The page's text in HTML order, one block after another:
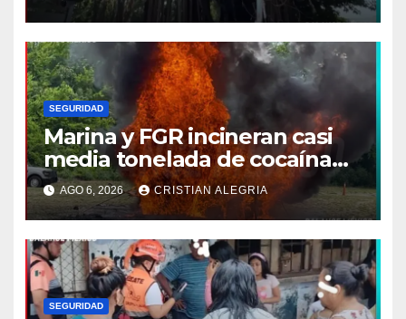
SEGURIDAD
Marina y FGR incineran casi
media tonelada de cocaína
asegurada frente a las costas
de Chiapas
AGO 6, 2026 CRISTIAN ALEGRIA
SEGURIDAD